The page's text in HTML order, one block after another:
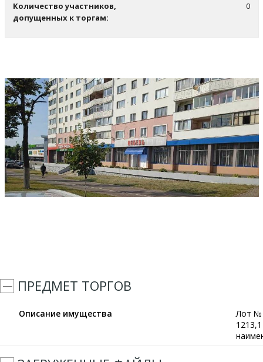
Количество участников,
допущенных к торгам:
0
ПРЕДМЕТ ТОРГОВ
Описание имущества
Лот №